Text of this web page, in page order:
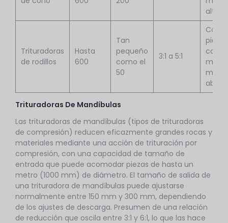
alta
Trituradoras
de rodillos
Hasta
600
Tan
pequeño
como el
50
3:1 a 5:1
piedra
caliza,
Trituradoras De Mandíbulas
Las trituradoras de mandíbulas (tipos de trituradoras
de compresión) reducen eficazmente grandes rocas y
materiales mediante una acción de trituración por
compresión, con una capacidad de tamaño de
entrada que puede acomodar piezas de hasta un
metro (1000 mm) de diámetro. El tamaño de salida de
una trituradora de mandíbulas puede ajustarse
normalmente entre 150 mm y 300 mm, dependiendo
de los ajustes de descarga. Presumen de una relación
de reducción que oscila entre 3:1 y 6:1, lo que las hace